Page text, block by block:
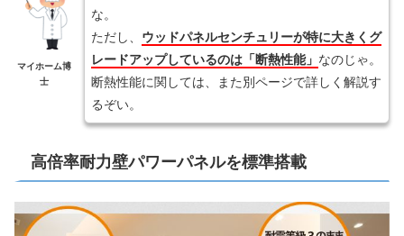
マイホーム博
士
な。
ただし、 ウッドパネルセンチュリーが特に大きくグ
レードアップしているのは「断熱性能」 なのじゃ。
断熱性能に関しては、また別ページで詳しく解説す
るぞい。
高倍率耐力壁パワーパネルを標準搭載